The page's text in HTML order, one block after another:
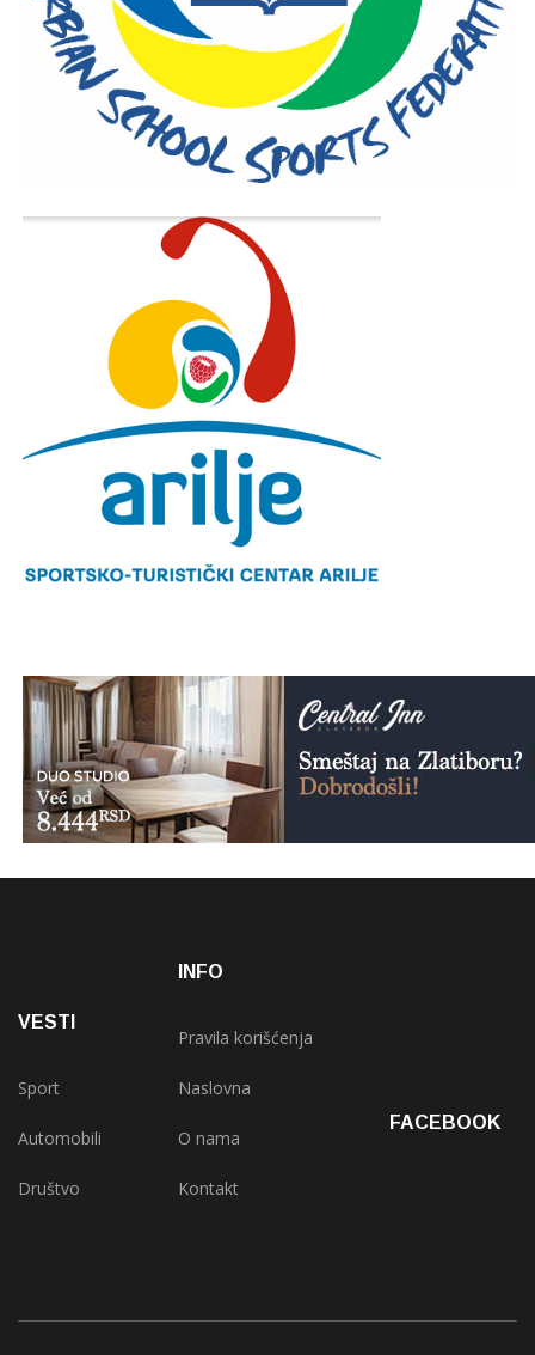
VESTI
Sport
Automobili
Društvo
INFO
Pravila korišćenja
Naslovna
O nama
Kontakt
FACEBOOK